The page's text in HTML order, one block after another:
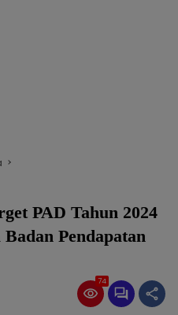
PAD Tahun 2024
Pendapatan
74